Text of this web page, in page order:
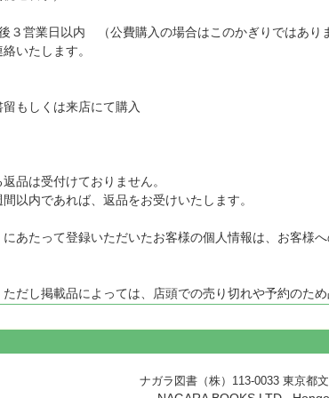
業日以内 （公費購入の場合はこのかぎりではありま
たします。
しくは来店にて購入
は受付けておりません。
内であれば、返品をお受けいたします。
って登録いただいたお客様の個人情報は、お客様
掲載品によっては、店頭での売り切れや予約のため
ナガラ図書（株）113-0033 東京都